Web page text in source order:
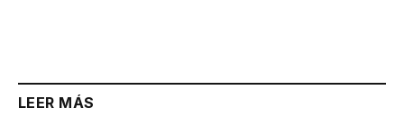
LEER MÁS